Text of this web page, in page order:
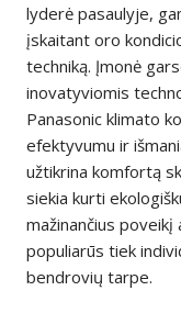
lyderė pasaulyje,
įskaitant oro
techniką. Įmonė
inovatyviomis
Panasonic klimato
efektyvumu ir
užtikrina komfortą
siekia kurti
mažinančius poveikį
populiarūs tiek
bendrovių tarpe.